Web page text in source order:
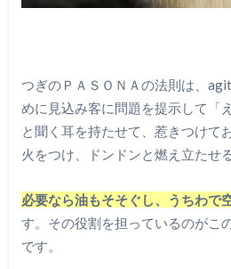
つぎのＰＡＳＯＮＡの法則は、
めに見込み客に問題を提示して「
と聞く耳を持たせて、惹きつけて
火をつけ、ドンドンと燃え立たせ
必要なら油もそそぐし、うちわで
す。その役割を担っているのがこ
です。